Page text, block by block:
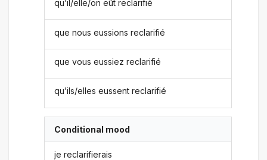
qu’il/elle/on eût reclarifié
que nous eussions reclarifié
que vous eussiez reclarifié
qu’ils/elles eussent reclarifié
Conditional mood
je reclarifierais